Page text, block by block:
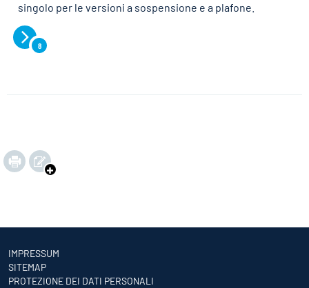
singolo per le versioni a sospensione e a plafone.
8
IMPRESSUM
SITEMAP
PROTEZIONE DEI DATI PERSONALI